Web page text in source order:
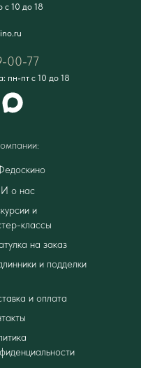
00-77
с 10 до 18
пн-пт с 10 до 18
и
классы
и подделки
и оплата
на заказ
о нас